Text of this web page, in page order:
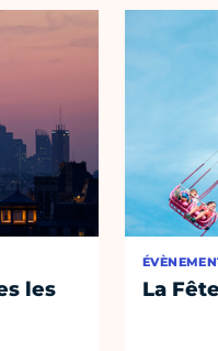
les
La